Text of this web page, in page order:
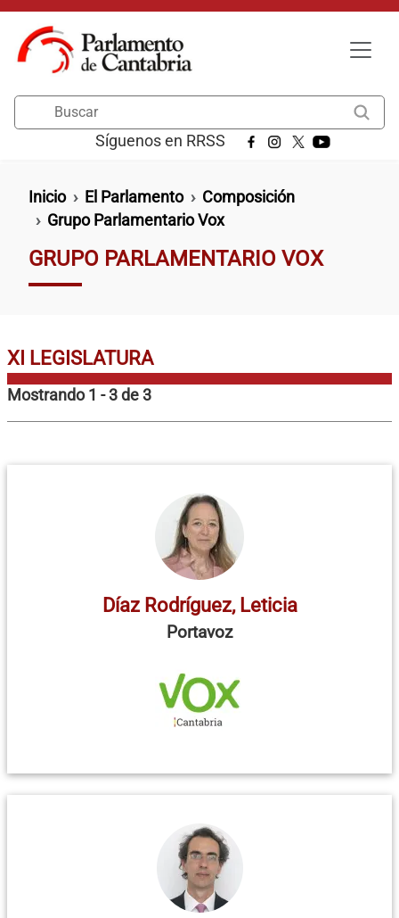
Pasar al contenido principal
Síguenos en RRSS
Ruta de navegación
Inicio El Parlamento
Composición
Grupo Parlamentario Vox
GRUPO PARLAMENTARIO VOX
XI LEGISLATURA
Mostrando 1 - 3 de 3
Díaz Rodríguez, Leticia
Portavoz